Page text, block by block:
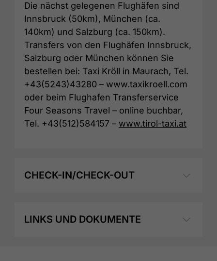
Die nächst gelegenen Flughäfen sind
Innsbruck (50km), München (ca.
140km) und Salzburg (ca. 150km).
Transfers von den Flughäfen Innsbruck,
Salzburg oder München können Sie
bestellen bei: Taxi Kröll in Maurach, Tel.
+43(5243)43280 – www.taxikroell.com
oder beim Flughafen Transferservice
Four Seasons Travel – online buchbar,
Tel. +43(512)584157 – www.tirol-taxi.at
CHECK-IN/CHECK-OUT
LINKS UND DOKUMENTE